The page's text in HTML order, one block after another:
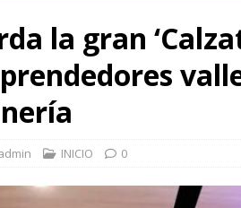
la gran
INICIO 0